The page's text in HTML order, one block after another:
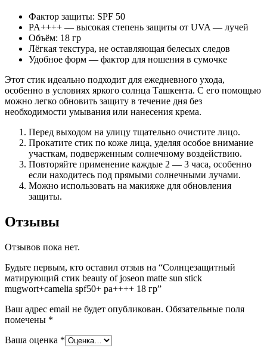
Фактор защиты: SPF 50
PA++++ — высокая степень защиты от UVA — лучей
Объём: 18 гр
Лёгкая текстура, не оставляющая белесых следов
Удобное форм — фактор для ношения в сумочке
Этот стик идеально подходит для ежедневного ухода,
особенно в условиях яркого солнца Ташкента. С его помощью
можно легко обновить защиту в течение дня без
необходимости умывания или нанесения крема.
Перед выходом на улицу тщательно очистите лицо.
Прокатите стик по коже лица, уделяя особое внимание
участкам, подверженным солнечному воздействию.
Повторяйте применение каждые 2 — 3 часа, особенно
если находитесь под прямыми солнечными лучами.
Можно использовать на макияже для обновления
защиты.
Отзывы
Отзывов пока нет.
Будьте первым, кто оставил отзыв на “Cолнцезащитный
матирующий стик beauty of joseon matte sun stick
mugwort+camelia spf50+ pa++++ 18 гр”
Ваш адрес email не будет опубликован. Обязательные поля
помечены *
Ваша оценка *